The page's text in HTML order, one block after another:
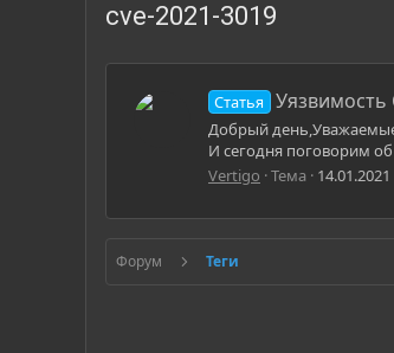
cve-2021-3019
Статья Уязвимость
Добрый
И сегодня поговорим
Vertigo Тема 14.01.2021
Форум Теги